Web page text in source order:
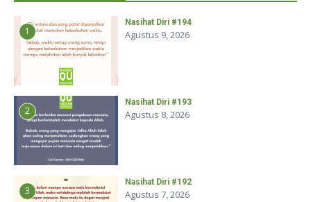
1
Nasihat Diri #194
Agustus 9, 2026
2
Nasihat Diri #193
Agustus 8, 2026
3
Nasihat Diri #192
Agustus 7, 2026